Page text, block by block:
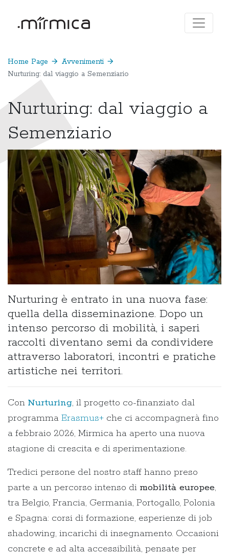
Home Page arrow_forward Avvenimenti arrow_forward
Nurturing: dal viaggio a Semenziario
Nurturing: dal viaggio a
Semenziario
Nurturing è entrato in una nuova fase:
quella della disseminazione. Dopo un
intenso percorso di mobilità, i saperi
raccolti diventano semi da condividere
attraverso laboratori, incontri e pratiche
artistiche nei territori.
Con Nurturing, il progetto co-finanziato dal
programma Erasmus+ che ci accompagnerà fino
a febbraio 2026, Mirmica ha aperto una nuova
stagione di crescita e di sperimentazione.
Tredici persone del nostro staff hanno preso
parte a un percorso intenso di mobilità europee,
tra Belgio, Francia, Germania, Portogallo, Polonia
e Spagna: corsi di formazione, esperienze di job
shadowing, incarichi di insegnamento. Occasioni
concrete e ad alta accessibilità, pensate per